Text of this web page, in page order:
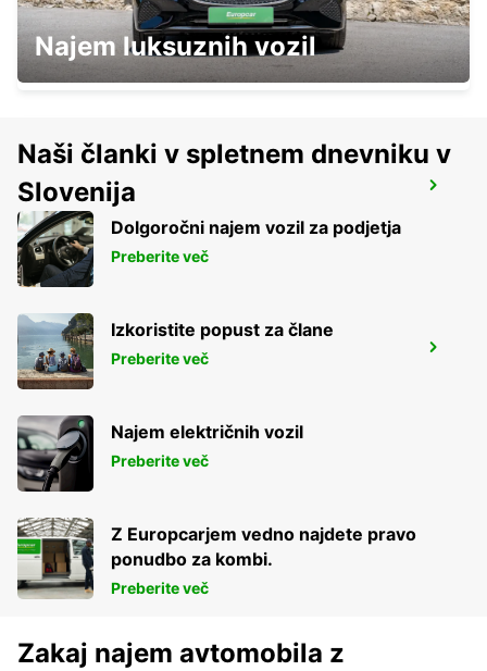
MELBOURNE ALBERT PARK
ALBERT PARK - AUSTRALIA
MELBOURNE MOORABBIN
MOORABBIN - AUSTRALIA
MELBOURNE SOUTHBANK
SOUTHBANK - AUSTRALIA
Najem luksuznih vozil
Naši članki v spletnem dnevniku v
Slovenija
Dolgoročni najem vozil za podjetja
Preberite več
Izkoristite popust za člane
Preberite več
Najem električnih vozil
Preberite več
Z Europcarjem vedno najdete pravo
ponudbo za kombi.
Preberite več
Zakaj najem avtomobila z